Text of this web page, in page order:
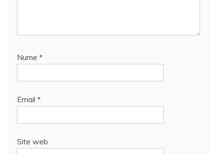
Nume *
Email *
Site web